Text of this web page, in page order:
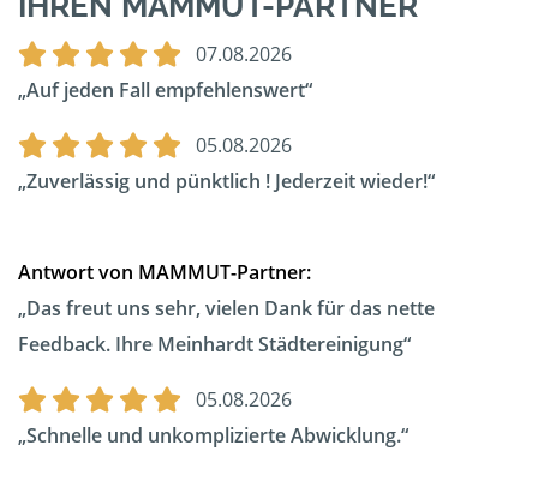
07.08.2026
Auf jeden Fall empfehlenswert
05.08.2026
Zuverlässig und pünktlich ! Jederzeit wieder!
Antwort von MAMMUT-Partner:
Das freut uns sehr, vielen Dank für das nette
Feedback. Ihre Meinhardt Städtereinigung
05.08.2026
Schnelle und unkomplizierte Abwicklung.